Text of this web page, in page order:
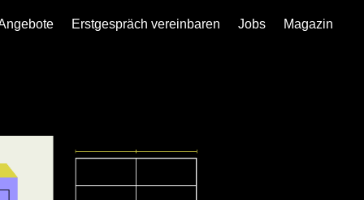
Erstgespräch vereinbaren Jobs Magazin